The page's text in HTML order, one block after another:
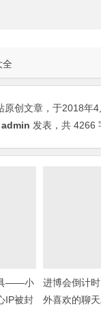
全
原创文章，于2018年4
admin 发表，共 4266
具——小
IP被封
进博会倒计
外喜欢的聊